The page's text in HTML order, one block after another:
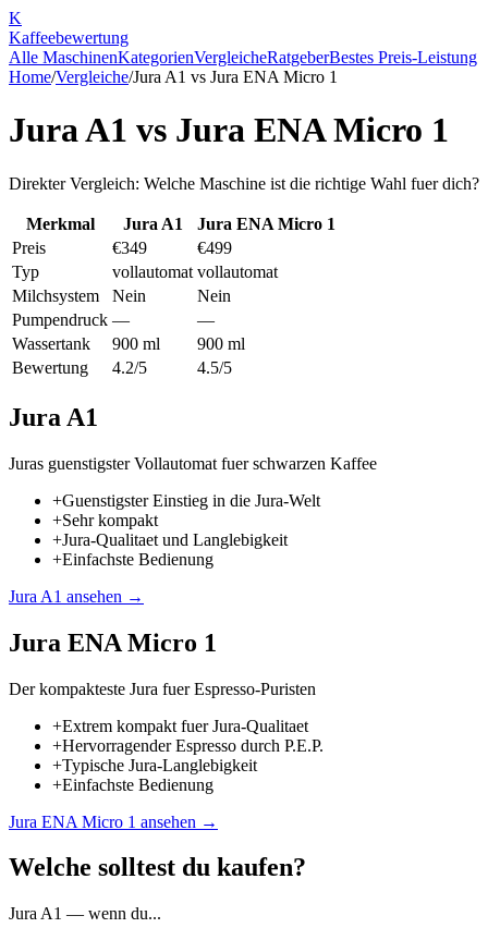
K
Kaffeebewertung
Alle MaschinenKategorienVergleicheRatgeberBestes Preis-Leistung
Home/Vergleiche/Jura A1 vs Jura ENA Micro 1
Jura A1 vs Jura ENA Micro 1
Direkter Vergleich: Welche Maschine ist die richtige Wahl fuer dich?
Merkmal Jura A1
Jura ENA Micro 1
Preis
€349
€499
Typ
vollautomat vollautomat
Milchsystem
Nein
Nein
Pumpendruck —
—
Wassertank
900 ml
900 ml
Bewertung
4.2/5 4.5/5
Jura A1
Juras guenstigster Vollautomat fuer schwarzen Kaffee
+Guenstigster Einstieg in die Jura-Welt
+Sehr kompakt
+Jura-Qualitaet und Langlebigkeit
+Einfachste Bedienung
Jura A1 ansehen →
Jura ENA Micro 1
Der kompakteste Jura fuer Espresso-Puristen
+Extrem kompakt fuer Jura-Qualitaet
+Hervorragender Espresso durch P.E.P.
+Typische Jura-Langlebigkeit
+Einfachste Bedienung
Jura ENA Micro 1 ansehen →
Welche solltest du kaufen?
Jura A1 — wenn du...